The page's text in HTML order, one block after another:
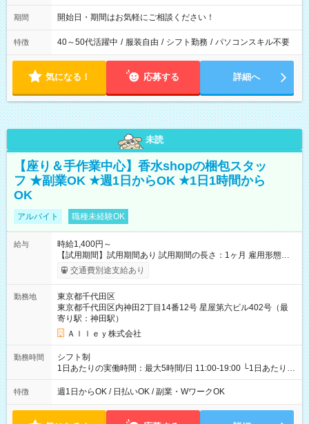
期間 開始日・期間はお気軽にご相談ください！
特徴 40～50代活躍中 / 服装自由 / シフト勤務 / パソコンスキル不要
気になる！ 応募する 詳細へ
未読
【座り＆手作業中心】香水shopの梱包スタッ
フ ★副業OK ★週1日からOK ★1日1時間から
OK
アルバイト 職種未経験OK
給与
時給1,400円～
【試用期間】試用期間あり 試用期間の長さ：1ヶ月 雇用形態、
給与は本採用時と同じです。
交通費別途支給あり
勤務地
東京都千代田区
東京都千代田区内神田2丁目14番12号 星屋第六ビル402号（最
寄り駅：神田駅）
Ａｌｌｅｙ株式会社
勤務時間
シフト制
1日あたりの実働時間：最大5時間/日 11:00-19:00 └1日あたりの
実働時間：1-5時間 └上記の時間帯内であれば、いつでも勤務可
能！ └平日・土曜日の中で、お好きな曜日でご勤務いただけま
18:00 などのように、自由な働き方が可能なお仕事です！
特徴 週1日からOK / 日払いOK / 副業・WワークOK